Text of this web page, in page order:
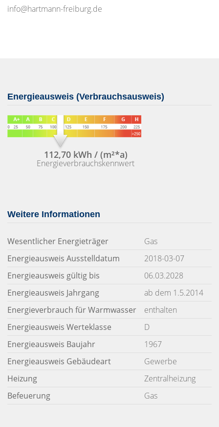
info@hartmann-freiburg.de
Energieausweis (Verbrauchsausweis)
112,70 kWh / (m²*a)
Energieverbrauchskennwert
Weitere Informationen
Wesentlicher Energieträger
Gas
Energieausweis Ausstelldatum
2018-03-07
Energieausweis gültig bis
06.03.2028
Energieausweis Jahrgang
ab dem 1.5.2014
Energieverbrauch für Warmwasser
enthalten
Energieausweis Werteklasse
D
Energieausweis Baujahr
1967
Energieausweis Gebäudeart
Gewerbe
Heizung
Zentralheizung
Befeuerung
Gas